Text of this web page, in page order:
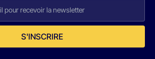
S'INSCRIRE